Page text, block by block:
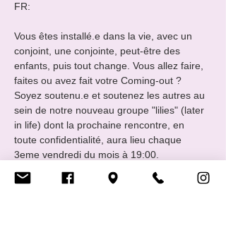
FR:
Vous êtes installé.e dans la vie, avec un
conjoint, une conjointe, peut-être des
enfants, puis tout change. Vous allez faire,
faites ou avez fait votre Coming-out ?
Soyez soutenu.e et soutenez les autres au
sein de notre nouveau groupe "lilies" (later
in life) dont la prochaine rencontre, en
toute confidentialité, aura lieu chaque
3eme vendredi du mois à 19:00.
Veuillez contacter
lilies@cigale.lu
pour plus
d'information